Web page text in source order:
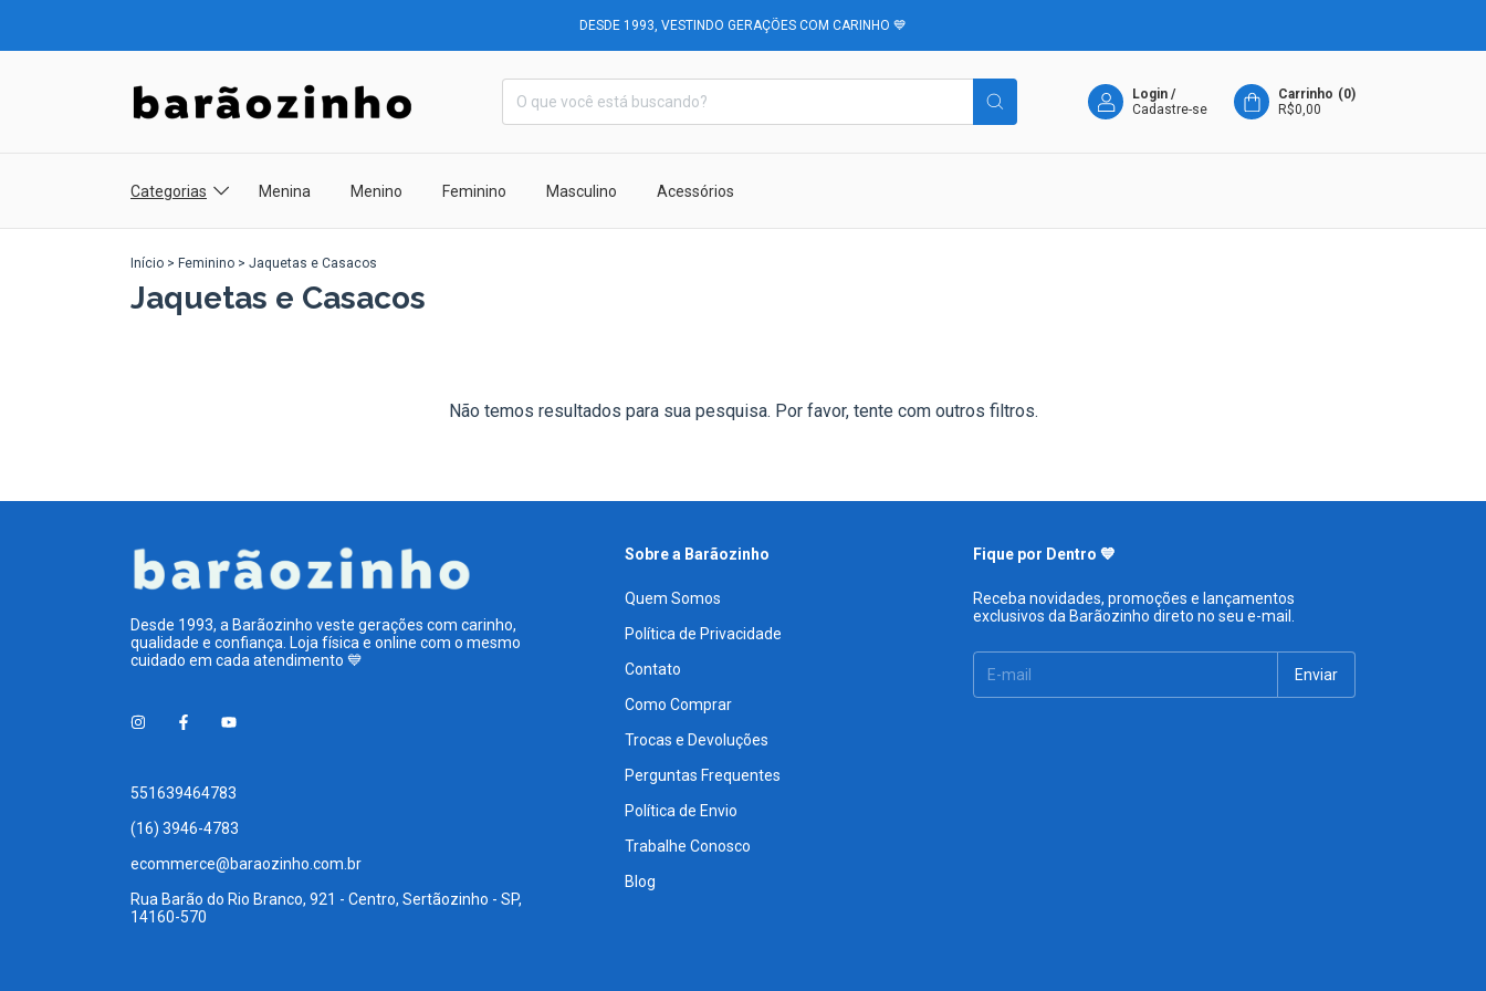
DESDE 1993, VESTINDO GERAÇÕES COM CARINHO 💙
Login /
Cadastre-se
Carrinho (0)
R$0,00
Categorias Menina Menino Feminino Masculino Acessórios
Início > Feminino > Jaquetas e Casacos
Jaquetas e Casacos
Não temos resultados para sua pesquisa. Por favor, tente com outros filtros.
Desde 1993, a Barãozinho veste gerações com carinho,
qualidade e confiança. Loja física e online com o mesmo
cuidado em cada atendimento 💙
551639464783
(16) 3946-4783
ecommerce@baraozinho.com.br
Rua Barão do Rio Branco, 921 - Centro, Sertãozinho - SP,
14160-570
Sobre a Barãozinho
Quem Somos
Política de Privacidade
Contato
Como Comprar
Trocas e Devoluções
Perguntas Frequentes
Política de Envio
Trabalhe Conosco
Blog
Fique por Dentro 💙
Receba novidades, promoções e lançamentos
exclusivos da Barãozinho direto no seu e-mail.